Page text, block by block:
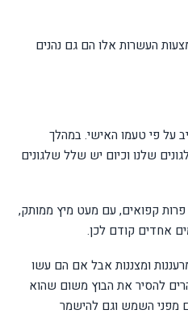
העשרות אלו הם גם נהנים
על פי טעמו האישי. במהלך
שלנו וכיום יש שלל שלגונים
קפואים, עם מעט מיץ ממותק,
אחדים קודם לכן.
ומצננות אבל אם הם עשו
להסיר את הבוץ משום שהוא
מפני השמש וגם להישמר